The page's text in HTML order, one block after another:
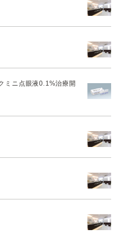
ミニ点眼液0.1%治療開